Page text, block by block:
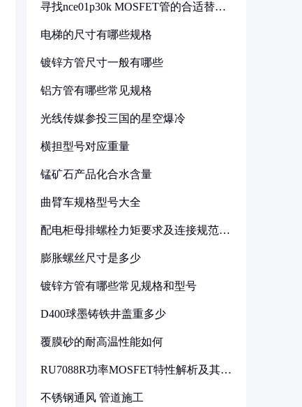
寻找nce01p30k MOSFET管的合适替代
电梯的尺寸有哪些规格
镀锌方管尺寸一般有哪些
铝方管有哪些常见规格
光线传媒参投三国的星空爆冷
横担型号对应重量
锰矿石产品化合水含量
曲臂车规格型号大全
配电柜母排螺栓力矩要求及连接规范详
膨胀螺丝尺寸是多少
镀锌方管有哪些常见规格和型号
D400球墨铸铁井盖重多少
覆膜砂的耐高温性能如何
RU7088R功率MOSFET特性解析及其在
不锈钢通风 管道施工